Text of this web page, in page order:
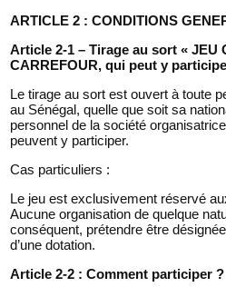
ARTICLE 2 : CONDITIONS
Article 2-1 – Tirage au sort « JEU
CARREFOUR, qui peut y
Le tirage au sort est ouvert à toute
au Sénégal, quelle que soit sa
personnel de la société
peuvent y participer.
Cas particuliers :
Le jeu est exclusivement réservé
Aucune organisation de quelque
conséquent, prétendre être
d’une dotation.
Article 2-2 : Comment participer ?